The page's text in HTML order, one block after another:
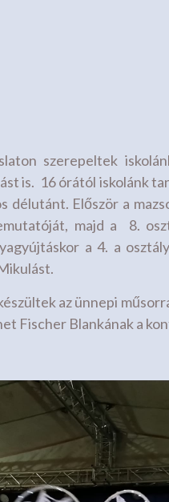
szerepeltek
is. 16 órától iskolánk
délutánt. Először a
majd a 8.
a 4. a
az ünnepi
Fischer Blankának a